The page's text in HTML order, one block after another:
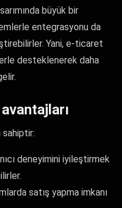
büyük bir
entegrasyonu da
Yani, e-ticaret
desteklenerek daha
sahiptir:
deneyimini iyileştirmek
satış yapma imkanı